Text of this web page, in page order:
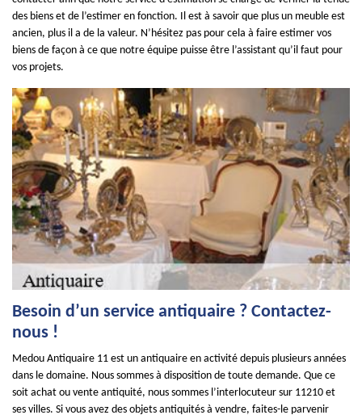
des biens et de l’estimer en fonction. Il est à savoir que plus un meuble est
ancien, plus il a de la valeur. N’hésitez pas pour cela à faire estimer vos
biens de façon à ce que notre équipe puisse être l’assistant qu’il faut pour
vos projets.
Besoin d’un service antiquaire ? Contactez-
nous !
Medou Antiquaire 11 est un antiquaire en activité depuis plusieurs années
dans le domaine. Nous sommes à disposition de toute demande. Que ce
soit achat ou vente antiquité, nous sommes l’interlocuteur sur 11210 et
ses villes. Si vous avez des objets antiquités à vendre, faites-le parvenir